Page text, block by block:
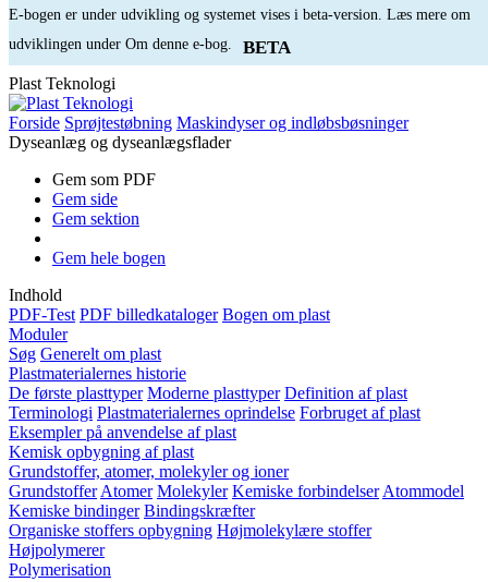
E-bogen er under udvikling og systemet vises i beta-version. Læs mere om
udviklingen under Om denne e-bog.
BETA
Plast Teknologi
Forside Sprøjtestøbning Maskindyser og indløbsbøsninger
Dyseanlæg og dyseanlægsflader
Gem som PDF
Gem side
Gem sektion
Gem hele bogen
Indhold
PDF-Test PDF billedkataloger Bogen om plast
Moduler
Søg Generelt om plast
Plastmaterialernes historie
De første plasttyper Moderne plasttyper Definition af plast
Terminologi Plastmaterialernes oprindelse Forbruget af plast
Eksempler på anvendelse af plast
Kemisk opbygning af plast
Grundstoffer, atomer, molekyler og ioner
Grundstoffer Atomer Molekyler Kemiske forbindelser Atommodel
Kemiske bindinger Bindingskræfter
Organiske stoffers opbygning Højmolekylære stoffer
Højpolymerer
Polymerisation